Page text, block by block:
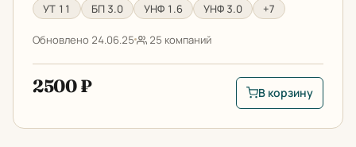
УТ 11 БП 3.0 УНФ 1.6 УНФ 3.0 +7
Обновлено 24.06.25 25 компаний
2500 ₽
В корзину: Отчет
В корзину